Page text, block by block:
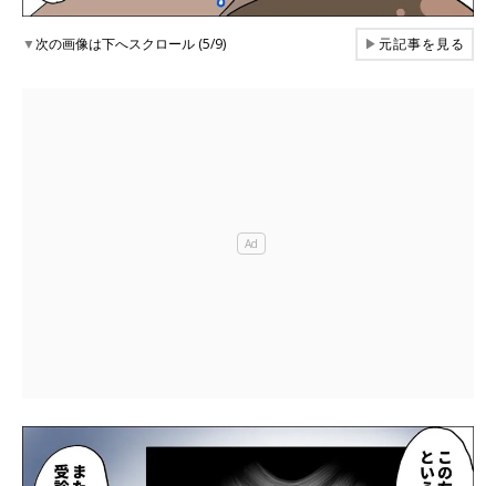
▼次の画像は下へスクロール (5/9) ▶元記事を見る